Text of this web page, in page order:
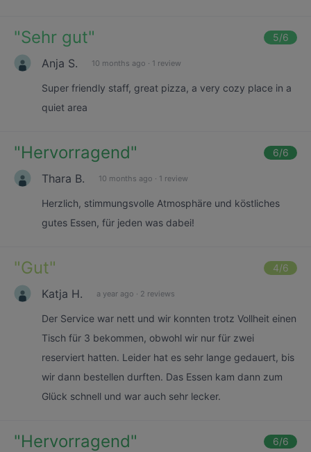
"Sehr gut" 5/6
Anja S. 10 months ago · 1 review
Super friendly staff, great pizza, a very cozy place in a
quiet area
"Hervorragend" 6/6
Thara B. 10 months ago · 1 review
Herzlich, stimmungsvolle Atmosphäre und köstliches
gutes Essen, für jeden was dabei!
"Gut" 4/6
Katja H. a year ago · 2 reviews
Der Service war nett und wir konnten trotz Vollheit einen
Tisch für 3 bekommen, obwohl wir nur für zwei
reserviert hatten. Leider hat es sehr lange gedauert, bis
wir dann bestellen durften. Das Essen kam dann zum
Glück schnell und war auch sehr lecker.
"Hervorragend" 6/6